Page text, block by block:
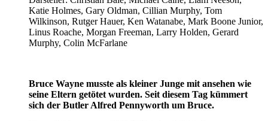
Katie Holmes, Gary Oldman, Cillian Murphy, Tom
Wilkinson, Rutger Hauer, Ken Watanabe, Mark Boone Junior,
Linus Roache, Morgan Freeman, Larry Holden, Gerard
Murphy, Colin McFarlane
Bruce Wayne musste als kleiner Junge mit ansehen wie
seine Eltern getötet wurden. Seit diesem Tag kümmert
sich der Butler Alfred Pennyworth um Bruce.